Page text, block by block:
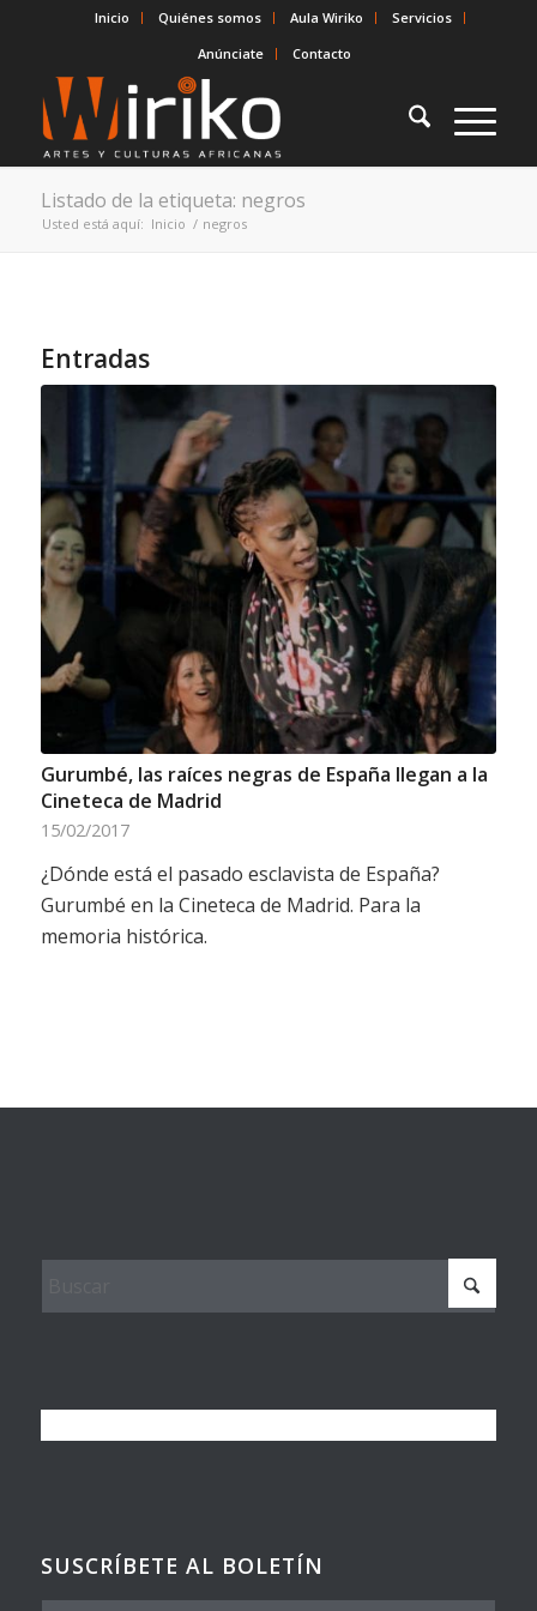
Inicio Quiénes somos Aula Wiriko
Servicios
Anúnciate
Contacto
Listado de la etiqueta: negros
Usted está aquí: Inicio / negros
Entradas
Gurumbé, las raíces negras de España llegan a la
Cineteca de Madrid
15/02/2017
¿Dónde está el pasado esclavista de España?
Gurumbé en la Cineteca de Madrid. Para la
memoria histórica.
SUSCRÍBETE AL BOLETÍN